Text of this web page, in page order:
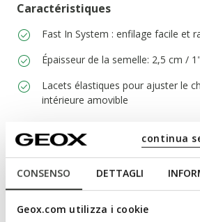
CONSENSO DETTAGLI
Geox.com utilizza i cookie
continua
Caractéristiques
Fast In System : enfilage facile et
Épaisseur de la semelle: 2,5 cm / 1"
Lacets élastiques pour ajuster le
intérieure amovible
Matériaux
Technologies